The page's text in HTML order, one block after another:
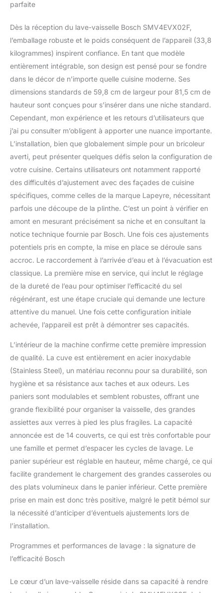
vaisselle offre une
tiroirs et paniers
VarioFlex. Le tiroir à
couverts libère de
l'espace, et le système
d'ajuster en hauteur le
panier supérieur même
chargé. Un rangement
optimisé à chaque
assure une vaisselle
impeccable. Grâce à ses
capteurs, il détecte les
taches et ajuste l'eau de
processus, décidant s'il
doit continuer, pour une
propreté éclatante à
chaque fois. Avec
EfficientDry, la porte de
votre lave-vaisselle
s'ouvre
automatiquement une
fois le programme
terminé, permettant un
séchage naturel et
parfait. Plus besoin de
sécher à la main,
de l'énergie. Optez pour
une utilisation efficace
avec notre fonction
charges pour utiliser
juste ce qu'il faut d'eau
et d'électricité.
Choisissez Bosch pour
une performance
énergétique optimale.
parfaite
Dès la réception du lave-vaisselle Bosch SMV4EVX02F,
l’emballage robuste et le poids conséquent de l’appareil (33,8
kilogrammes) inspirent confiance. En tant que modèle
entièrement intégrable, son design est pensé pour se fondre
dans le décor de n’importe quelle cuisine moderne. Ses
dimensions standards de 59,8 cm de largeur pour 81,5 cm de
hauteur sont conçues pour s’insérer dans une niche standard.
Cependant, mon expérience et les retours d’utilisateurs que
j’ai pu consulter m’obligent à apporter une nuance importante.
L’installation, bien que globalement simple pour un bricoleur
averti, peut présenter quelques défis selon la configuration de
votre cuisine. Certains utilisateurs ont notamment rapporté
des difficultés d’ajustement avec des façades de cuisine
spécifiques, comme celles de la marque Lapeyre, nécessitant
parfois une découpe de la plinthe. C’est un point à vérifier en
amont en mesurant précisément sa niche et en consultant la
notice technique fournie par Bosch. Une fois ces ajustements
potentiels pris en compte, la mise en place se déroule sans
accroc. Le raccordement à l’arrivée d’eau et à l’évacuation est
classique. La première mise en service, qui inclut le réglage
de la dureté de l’eau pour optimiser l’efficacité du sel
régénérant, est une étape cruciale qui demande une lecture
attentive du manuel. Une fois cette configuration initiale
achevée, l’appareil est prêt à démontrer ses capacités.
L’intérieur de la machine confirme cette première impression
de qualité. La cuve est entièrement en acier inoxydable
(Stainless Steel), un matériau reconnu pour sa durabilité, son
hygiène et sa résistance aux taches et aux odeurs. Les
paniers sont modulables et semblent robustes, offrant une
grande flexibilité pour organiser la vaisselle, des grandes
assiettes aux verres à pied les plus fragiles. La capacité
annoncée est de 14 couverts, ce qui est très confortable pour
une famille et permet d’espacer les cycles de lavage. Le
panier supérieur est réglable en hauteur, même chargé, ce qui
facilite grandement le chargement des grandes casseroles ou
des plats volumineux dans le panier inférieur. Cette première
prise en main est donc très positive, malgré le petit bémol sur
la nécessité d’anticiper d’éventuels ajustements lors de
l’installation.
Programmes et performances de lavage : la signature de
l’efficacité Bosch
Le cœur d’un lave-vaisselle réside dans sa capacité à rendre